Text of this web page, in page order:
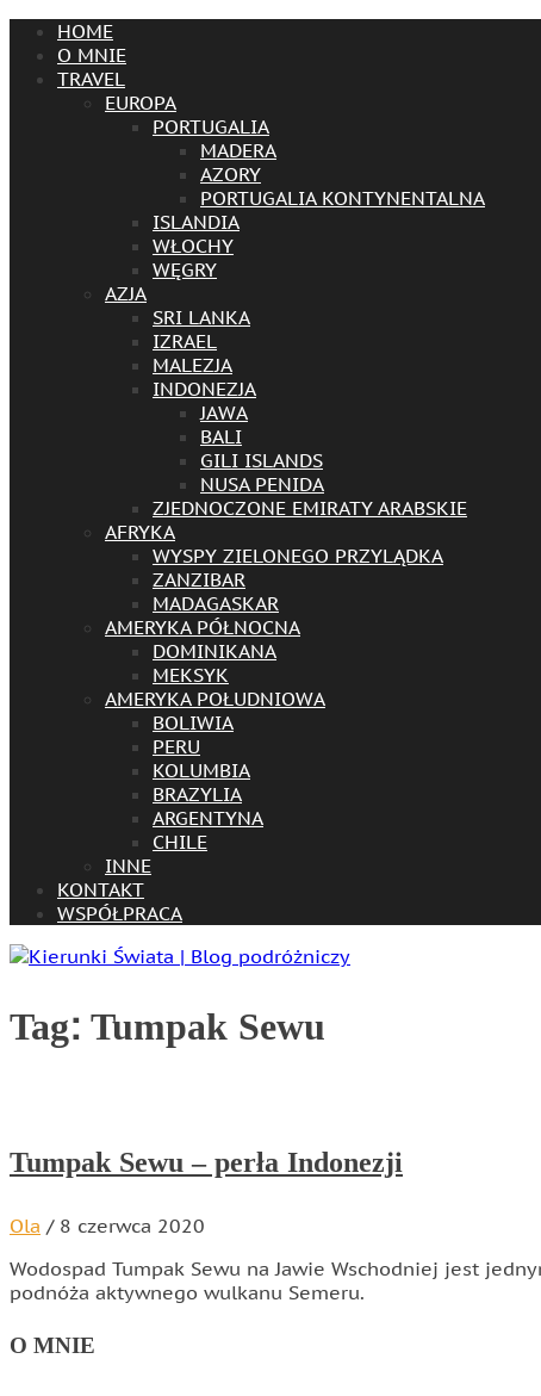
HOME
O MNIE
TRAVEL
EUROPA
PORTUGALIA
MADERA
AZORY
PORTUGALIA KONTYNENTALNA
ISLANDIA
WŁOCHY
WĘGRY
AZJA
SRI LANKA
IZRAEL
MALEZJA
INDONEZJA
JAWA
BALI
GILI ISLANDS
NUSA PENIDA
ZJEDNOCZONE EMIRATY ARABSKIE
AFRYKA
WYSPY ZIELONEGO PRZYLĄDKA
ZANZIBAR
MADAGASKAR
AMERYKA PÓŁNOCNA
DOMINIKANA
MEKSYK
AMERYKA POŁUDNIOWA
BOLIWIA
PERU
KOLUMBIA
BRAZYLIA
ARGENTYNA
CHILE
INNE
KONTAKT
WSPÓŁPRACA
Tag:Tumpak Sewu
Tumpak Sewu – perła Indonezji
Ola / 8 czerwca 2020
Wodospad Tumpak Sewu na Jawie Wschodniej jest
podnóża aktywnego wulkanu Semeru.
O MNIE